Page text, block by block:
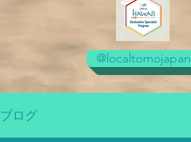
@localtomojapan
ブログ